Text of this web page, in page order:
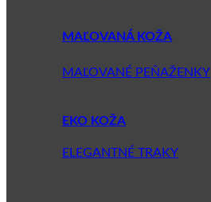
MAĽOVANÁ KOŽA
MAĽOVANÉ PEŇAŽENKY
EKO KOŽA
ELEGANTNÉ TRAKY